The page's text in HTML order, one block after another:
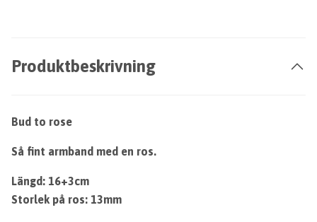
Produktbeskrivning
Bud to rose
Så fint armband med en ros.
Längd: 16+3cm
Storlek på ros: 13mm